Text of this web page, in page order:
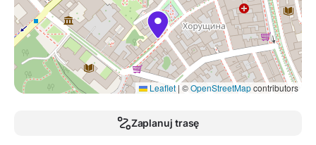
Leaflet |©OpenStreetMapcontributors
Zaplanuj trasę